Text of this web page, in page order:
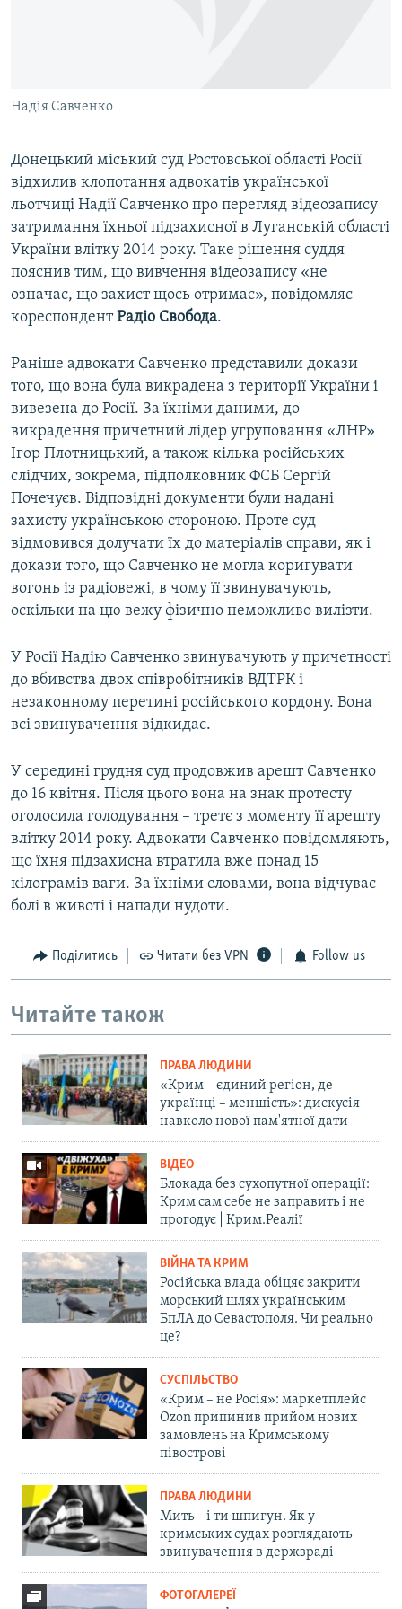
ІНФОГРАФІКА
ДОЛУЧАЙСЯ!
Усі сайти RFE/RL
Надія Савченко
Донецький міський суд Ростовської області Росії
відхилив клопотання адвокатів української
льотчиці Надії Савченко про перегляд відеозапису
затримання їхньої підзахисної в Луганській області
України влітку 2014 року. Таке рішення суддя
пояснив тим, що вивчення відеозапису «не
означає, що захист щось отримає», повідомляє
кореспондентРадіо Свобода.
Раніше адвокати Савченко представили докази
того, що вона була викрадена з території України і
вивезена до Росії. За їхніми даними, до
викрадення причетний лідер угруповання «ЛНР»
Ігор Плотницький, а також кілька російських
слідчих, зокрема, підполковник ФСБ Сергій
Почечуєв. Відповідні документи були надані
захисту українською стороною. Проте суд
відмовився долучати їх до матеріалів справи, як і
докази того, що Савченко не могла коригувати
вогонь із радіовежі, в чому її звинувачують,
оскільки на цю вежу фізично неможливо вилізти.
У Росії Надію Савченко звинувачують у причетності
до вбивства двох співробітників ВДТРК і
незаконному перетині російського кордону. Вона
всі звинувачення відкидає.
У середині грудня суд продовжив арешт Савченко
до 16 квітня. Після цього вона на знак протесту
оголосила голодування – третє з моменту її арешту
влітку 2014 року. Адвокати Савченко повідомляють,
що їхня підзахисна втратила вже понад 15
кілограмів ваги. За їхніми словами, вона відчуває
болі в животі і напади нудоти.
Поділитись Читати без VPN Follow us
Читайте також
ПРАВА ЛЮДИНИ
«Крим – єдиний регіон, де
українці – меншість»: дискусія
навколо нової пам'ятної дати
ВІДЕО
Блокада без сухопутної операції:
Крим сам себе не заправить і не
прогодує | Крим.Реалії
ВІЙНА ТА КРИМ
Російська влада обіцяє закрити
морський шлях українським
БпЛА до Севастополя. Чи реально
це?
СУСПІЛЬСТВО
«Крим – не Росія»: маркетплейс
Ozon припинив прийом нових
замовлень на Кримському
півострові
ПРАВА ЛЮДИНИ
Мить – і ти шпигун. Як у
кримських судах розглядають
звинувачення в держзраді
ФОТОГАЛЕРЕЇ